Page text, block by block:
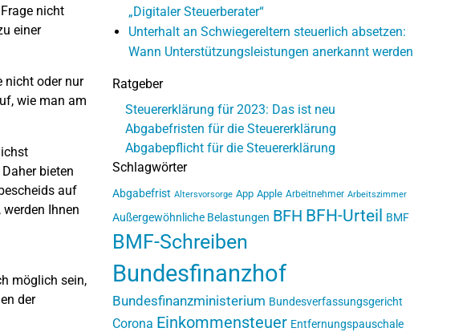
nicht
einer
nicht oder nur
wie man am
bieten
auf
Ihnen
möglich sein,
der
„Digitaler Steuerberater“
Unterhalt an Schwiegereltern steuerlich absetzen:
Wann Unterstützungsleistungen anerkannt werden
Ratgeber
Steuererklärung für 2023: Das ist neu
Abgabefristen für die Steuererklärung
Abgabepflicht für die Steuererklärung
Schlagwörter
Abgabefrist Altersvorsorge App Apple Arbeitnehmer Arbeitszimmer
Außergewöhnliche Belastungen BFH BFH-Urteil BMF
BMF-Schreiben
Bundesfinanzhof
Bundesfinanzministerium Bundesverfassungsgericht
Corona Einkommensteuer Entfernungspauschale